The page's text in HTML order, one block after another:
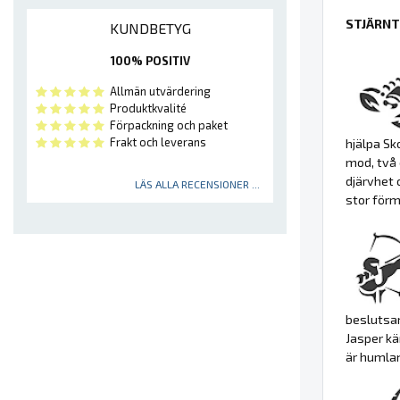
KUNDBETYG
100% POSITIV
Allmän utvärdering
Produktkvalité
Förpackning och paket
Frakt och leverans
LÄS ALLA RECENSIONER ...
hjälpa
mod, två
djärvhet
stor
Jasper
är